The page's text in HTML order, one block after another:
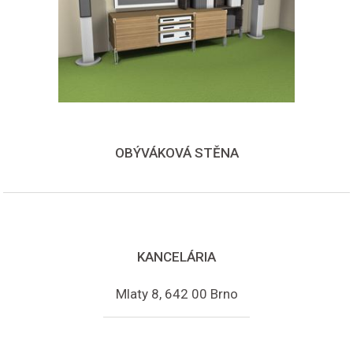
OBÝVÁKOVÁ STĚNA
KANCELÁRIA
Mlaty 8, 642 00 Brno